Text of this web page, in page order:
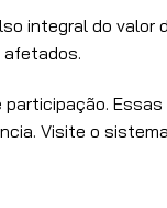
integral do valor
afetados.
Essas
Visite o